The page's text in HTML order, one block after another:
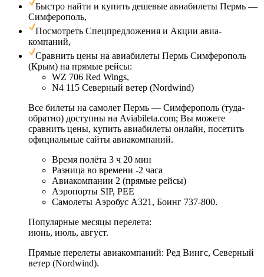
Быстро найти и купить дешевые авиабилеты Пермь —
Симферополь,
Посмотреть Спецпредложения и Акции авиа­
компаний,
Сравнить цены на авиабилеты Пермь Симферополь
(Крым) на прямые рейсы:
WZ 706 Red Wings,
N4 115 Северный ветер (Nordwind)
Все билеты на самолет Пермь — Симферополь (туда-
обратно) доступны на Aviabileta.com; Вы можете
сравнить цены, купить авиабилеты онлайн, посетить
официальные сайты авиа­компаний.
Время полёта 3 ч 20 мин
Разница во времени -2 часа
Авиакомпании 2 (прямые рейсы)
Аэропорты SIP, PEE
Самолеты Аэробус А321, Боинг 737-800.
Популярные месяцы перелета:
июнь, июль, август.
Прямые перелеты авиа­компаний: Ред Вингс, Северный
ветер (Nordwind).